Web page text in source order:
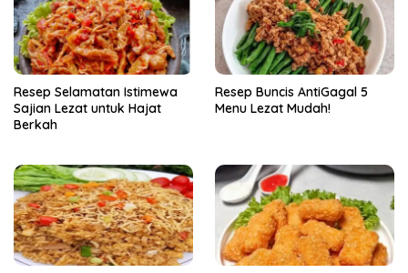
Resep Selamatan Istimewa
Sajian Lezat untuk Hajat
Berkah
Resep Buncis AntiGagal 5
Menu Lezat Mudah!